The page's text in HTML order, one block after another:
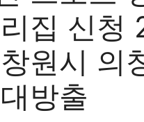
집 신청
원시 의
방출